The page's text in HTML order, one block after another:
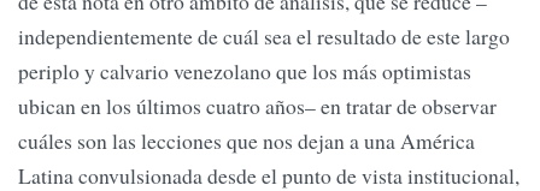
inde­pendientemente de cuál sea el resultado de este largo
periplo y calvario venezolano que los más optimistas
ubican en los últimos cuatro años– en tratar de obser­var
cuáles son las lecciones que nos dejan a una América
Latina convulsionada desde el punto de vista institucional,